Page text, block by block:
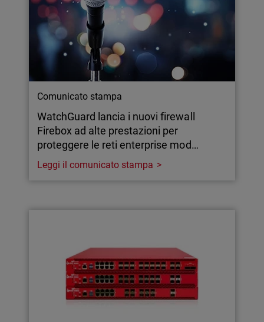
Comunicato stampa
WatchGuard lancia i nuovi firewall
Firebox ad alte prestazioni per
proteggere le reti enterprise mod…
Leggi il comunicato stampa